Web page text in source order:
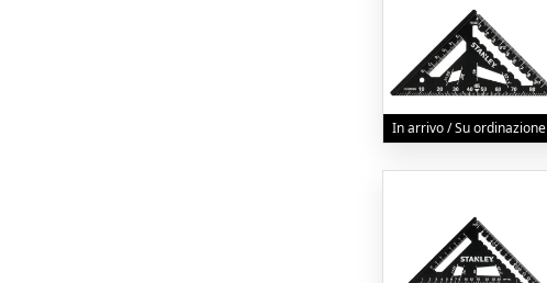
In arrivo / Su ordinazione